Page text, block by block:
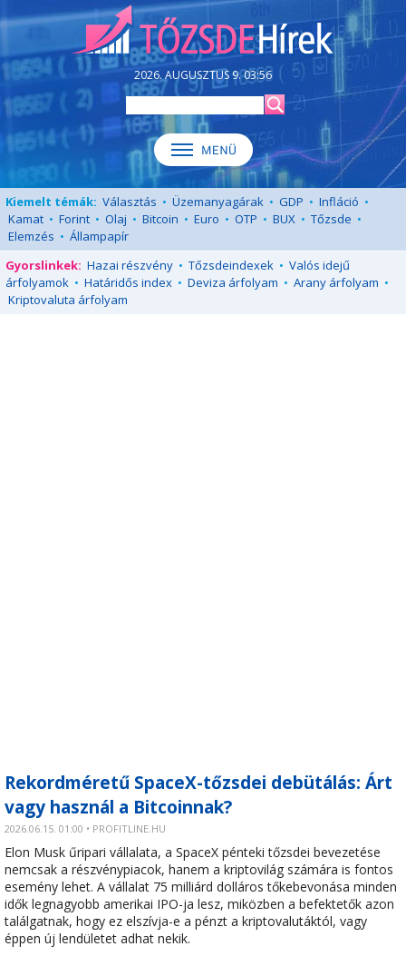
2026. AUGUSZTUS 9. 03:56
Kiemelt témák: Választás • Üzemanyagárak • GDP • Infláció •
Kamat • Forint • Olaj • Bitcoin • Euro • OTP • BUX • Tőzsde •
Elemzés • Állampapír
Gyorslinkek: Hazai részvény • Tőzsdeindexek • Valós idejű
árfolyamok • Határidős index • Deviza árfolyam • Arany árfolyam •
Kriptovaluta árfolyam
Rekordméretű SpaceX-tőzsdei debütálás: Árt
vagy használ a Bitcoinnak?
2026.06.15. 01:00 • PROFITLINE.HU
Elon Musk űripari vállalata, a SpaceX pénteki tőzsdei bevezetése
nemcsak a részvénypiacok, hanem a kriptovilág számára is fontos
esemény lehet. A vállalat 75 milliárd dolláros tőkebevonása minden
idők legnagyobb amerikai IPO-ja lesz, miközben a befektetők azon
találgatnak, hogy ez elszívja-e a pénzt a kriptovalutáktól, vagy
éppen új lendületet adhat nekik.